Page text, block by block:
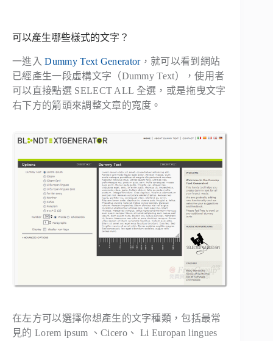
可以產生哪些樣式的文字？
一進入Dummy Text Generator，就可以看到網站
已經產生一段虛構文字 （Dummy Text），使用者
可以直接點選 SELECT ALL 全選，或是拖曳文字
右下方的箭頭來調整文章的寬度。
在左方可以選擇你想產生的文字種類，包括最常
見的 Lorem ipsum 、Cicero 、 Li Europan lingues